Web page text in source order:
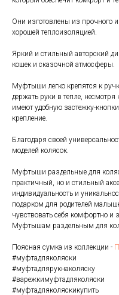
Они изготовлены из прочного
хорошей теплоизоляцией.
Яркий и стильный авторский
кошек и сказочной атмосферы.
Муфтыши легко крепятся к
держать руки в тепле,
имеют удобную застежку-
крепление.
Благодаря своей
моделей колясок.
Муфтыши раздельные для
практичный, но и стильный
индивидуальность и
подарком для родителей
чувствовать себя комфортно и
Муфтышам раздельным для
Поясная сумка из коллекции -
#муфтадляколяски
#муфтадлярукнаколяску
#варежкимуфтадляколяски
#муфтадляколяскикупить